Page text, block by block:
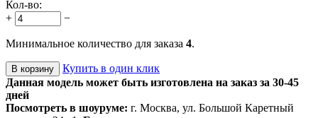
Кол-во:
+
−
Минимальное количество для заказа 4.
В корзину
Купить в один клик
Данная модель может быть изготовлена на заказ за 30-45
дней
Посмотреть в шоуруме: г. Москва, ул. Большой Каретный